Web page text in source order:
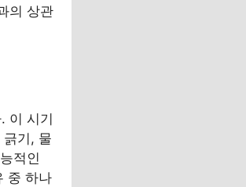
의 상관
이 시기
기, 물
적인
중 하나